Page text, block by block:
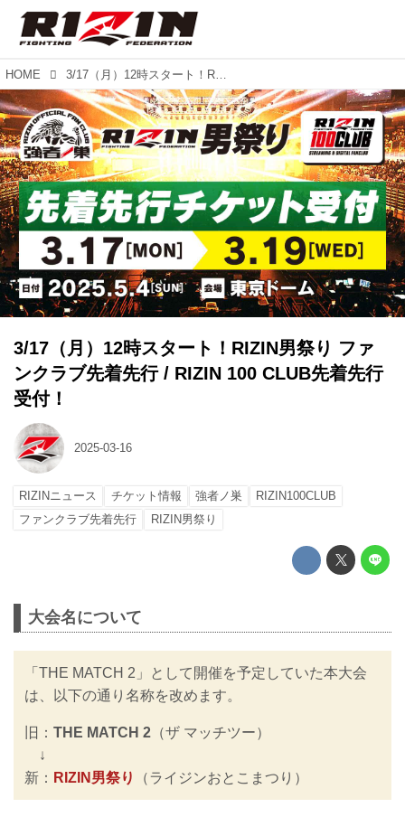
HOME 3/17（月）12時スタート！RIZIN男祭り ファンクラブ先着先行 / RIZIN 100 CLUB先着先行受付！
3/17（月）12時スタート！RIZIN男祭り ファ
ンクラブ先着先行 / RIZIN 100 CLUB先着先行
受付！
2025-03-16
RIZINニュース チケット情報 強者ノ巣
RIZIN100CLUB
ファンクラブ先着先行
RIZIN男祭り
大会名について
「THE MATCH 2」として開催を予定していた本大会
は、以下の通り名称を改めます。
旧： THE MATCH 2 （ザ マッチツー）
↓
新： RIZIN男祭り （ライジンおとこまつり）